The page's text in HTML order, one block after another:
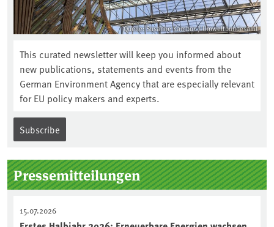
Quelle: Susanne Kambor / Umweltbundesamt
This curated newsletter will keep you informed about
new publications, statements and events from the
German Environment Agency that are especially relevant
for EU policy makers and experts.
Subscribe
Pressemitteilungen
15.07.2026